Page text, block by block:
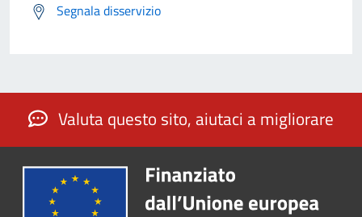
Segnala disservizio
Valuta questo sito, aiutaci a migliorare